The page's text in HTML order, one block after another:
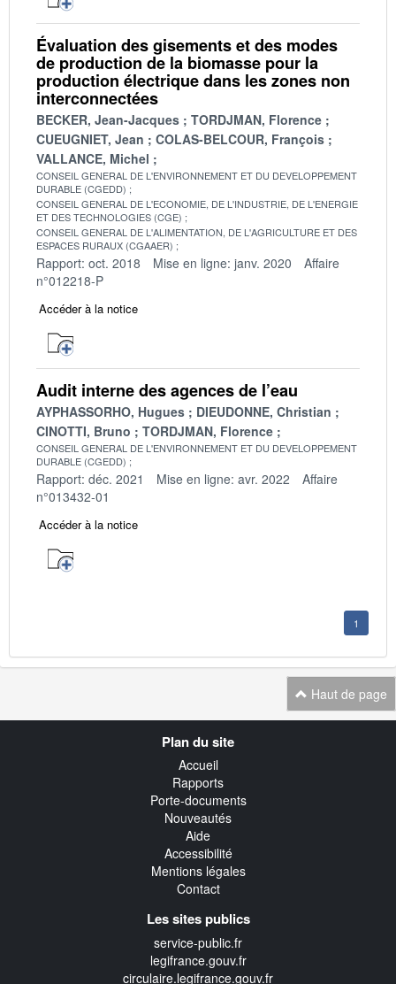
Évaluation des gisements et des modes
de production de la biomasse pour la
production électrique dans les zones non
interconnectées
BECKER, Jean-Jacques
TORDJMAN, Florence
CUEUGNIET, Jean
COLAS-BELCOUR, François
VALLANCE, Michel
CONSEIL GENERAL DE L'ENVIRONNEMENT ET DU DEVELOPPEMENT
DURABLE (CGEDD)
CONSEIL GENERAL DE L'ECONOMIE, DE L'INDUSTRIE, DE L'ENERGIE
ET DES TECHNOLOGIES (CGE)
CONSEIL GENERAL DE L'ALIMENTATION, DE L'AGRICULTURE ET DES
ESPACES RURAUX (CGAAER)
Rapport: oct. 2018 Mise en ligne: janv. 2020
Affaire
n°012218-P
Accéder à la notice
Audit interne des agences de l’eau
AYPHASSORHO, Hugues
DIEUDONNE, Christian
CINOTTI, Bruno
TORDJMAN, Florence
CONSEIL GENERAL DE L'ENVIRONNEMENT ET DU DEVELOPPEMENT
DURABLE (CGEDD)
Rapport: déc. 2021 Mise en ligne: avr. 2022
Affaire
n°013432-01
Accéder à la notice
1
Haut de page
Plan du site
Accueil
Rapports
Porte-documents
Nouveautés
Aide
Accessibilité
Mentions légales
Contact
Les sites publics
service-public.fr
legifrance.gouv.fr
circulaire.legifrance.gouv.fr